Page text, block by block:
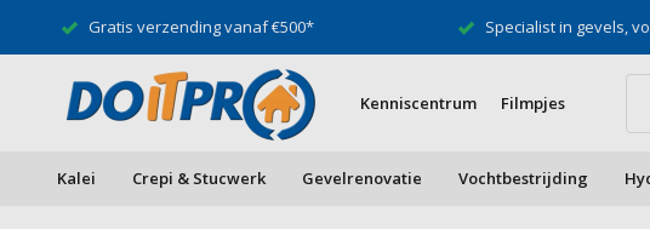
Gratis verzending vanaf €500* Specialist in gevels,
Kenniscentrum Filmpjes
Kalei Crepi & Stucwerk Gevelrenovatie Vochtbestrijding